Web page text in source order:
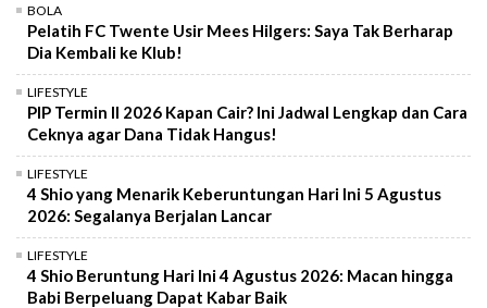
BOLA
Pelatih FC Twente Usir Mees Hilgers: Saya Tak Berharap
Dia Kembali ke Klub!
LIFESTYLE
PIP Termin II 2026 Kapan Cair? Ini Jadwal Lengkap dan Cara
Ceknya agar Dana Tidak Hangus!
LIFESTYLE
4 Shio yang Menarik Keberuntungan Hari Ini 5 Agustus
2026: Segalanya Berjalan Lancar
LIFESTYLE
4 Shio Beruntung Hari Ini 4 Agustus 2026: Macan hingga
Babi Berpeluang Dapat Kabar Baik